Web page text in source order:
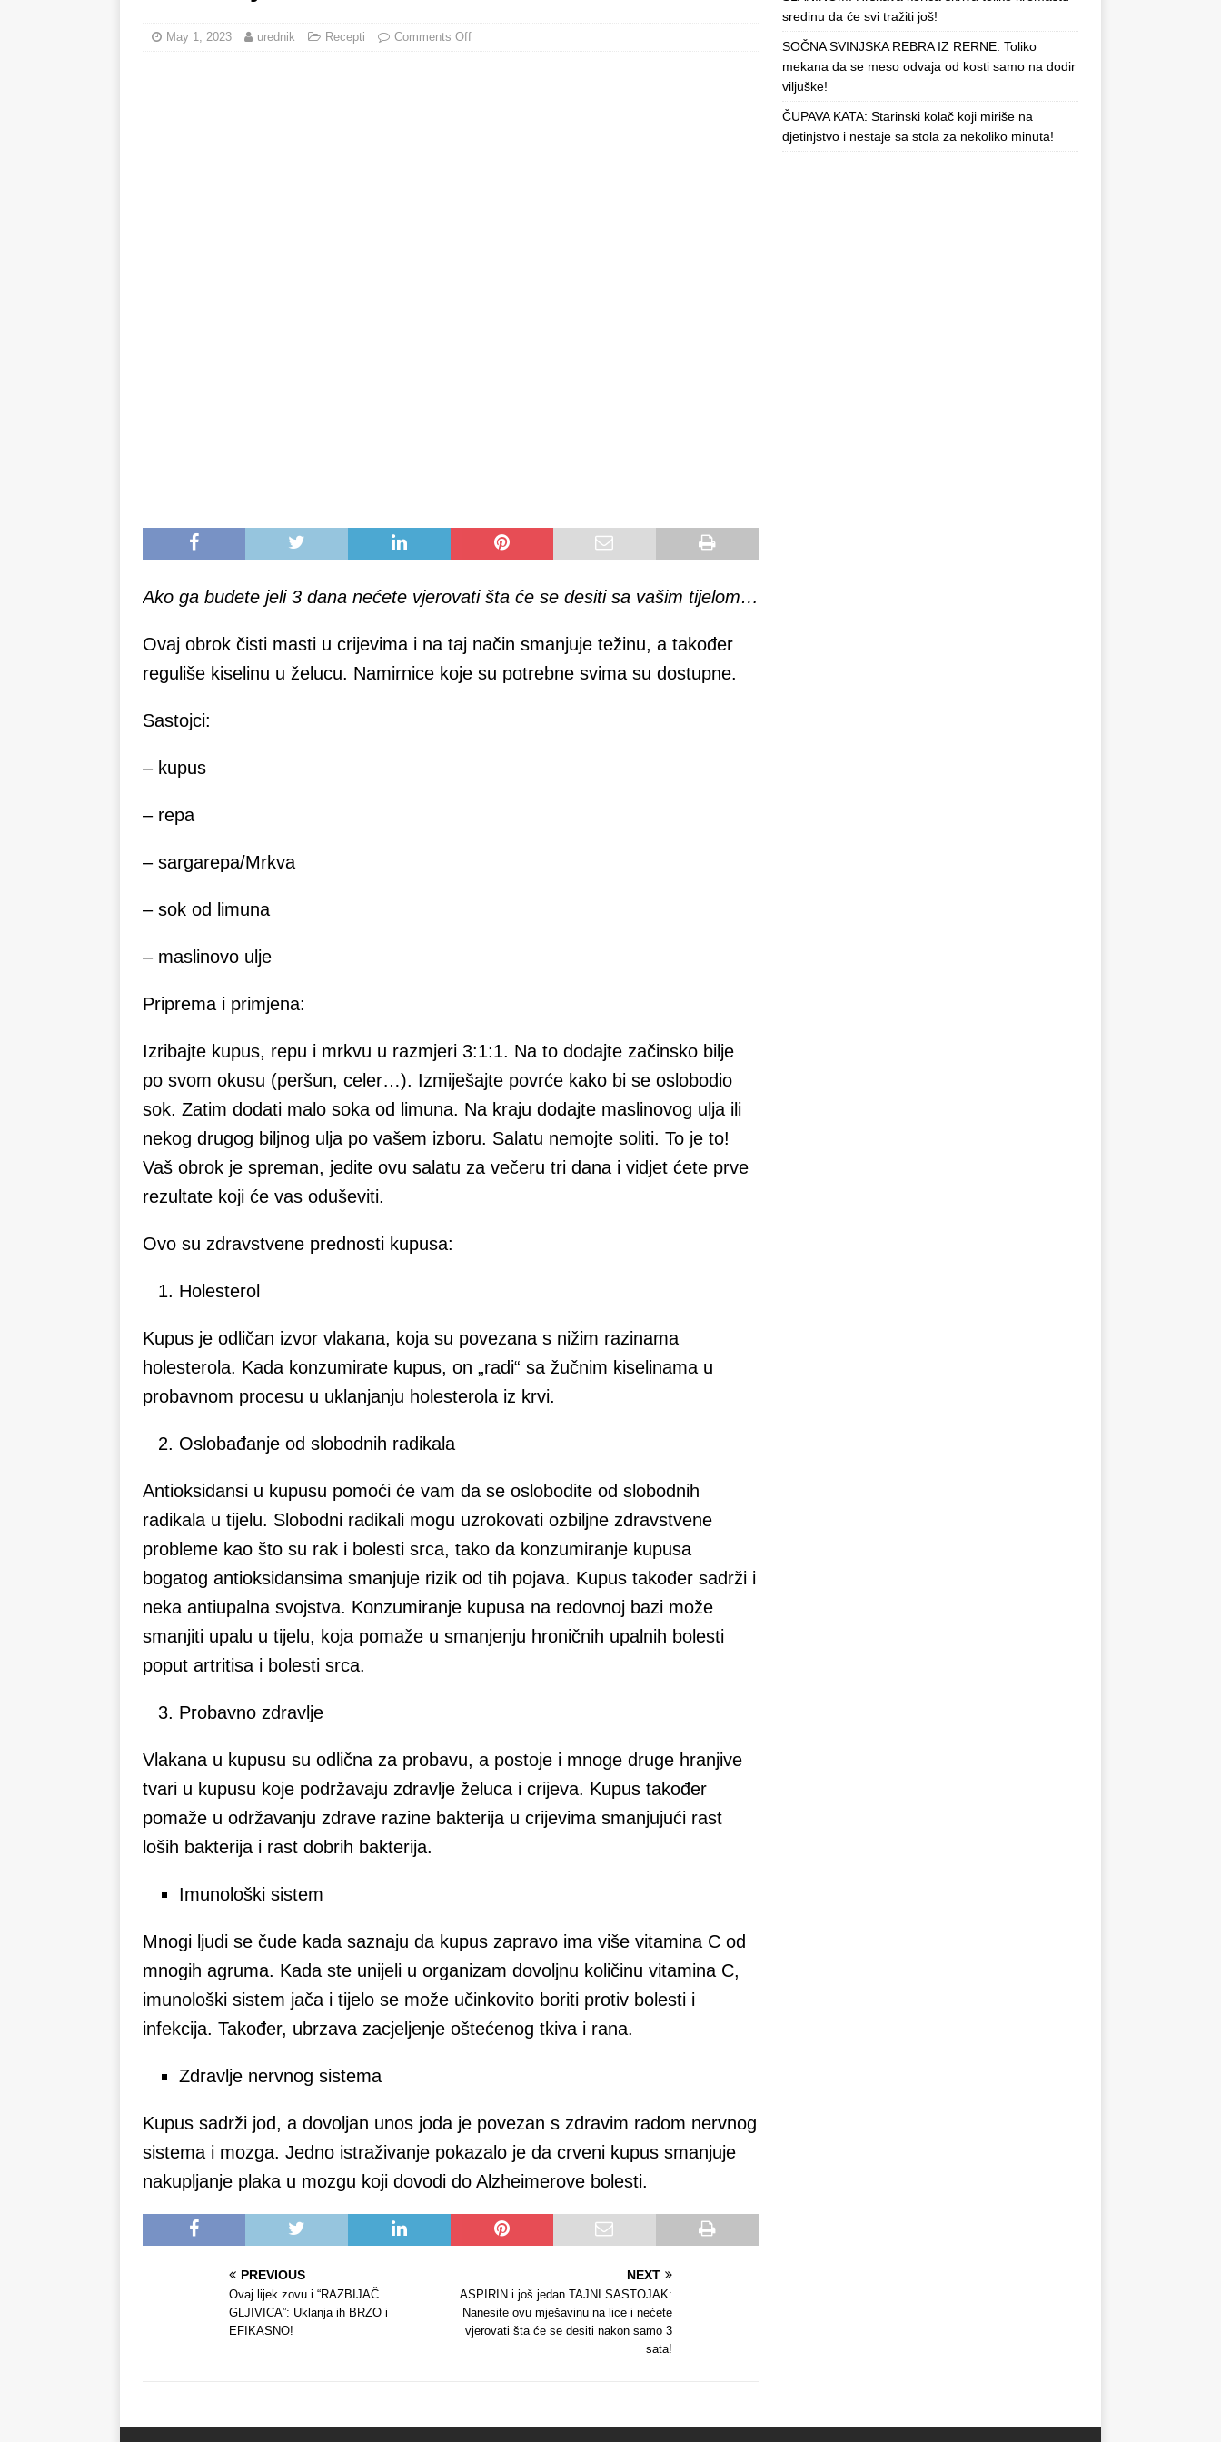
May 1, 2023 urednik Recepti Comments Off
Ako ga budete jeli 3 dana nećete vjerovati šta će se desiti sa vašim tijelom…
Ovaj obrok čisti masti u crijevima i na taj način smanjuje težinu, a također
reguliše kiselinu u želucu. Namirnice koje su potrebne svima su dostupne.
Sastojci:
– kupus
– repa
– sargarepa/Mrkva
– sok od limuna
– maslinovo ulje
Priprema i primjena:
Izribajte kupus, repu i mrkvu u razmjeri 3:1:1. Na to dodajte začinsko bilje
po svom okusu (peršun, celer…). Izmiješajte povrće kako bi se oslobodio
sok. Zatim dodati malo soka od limuna. Na kraju dodajte maslinovog ulja ili
nekog drugog biljnog ulja po vašem izboru. Salatu nemojte soliti. To je to!
Vaš obrok je spreman, jedite ovu salatu za večeru tri dana i vidjet ćete prve
rezultate koji će vas oduševiti.
Ovo su zdravstvene prednosti kupusa:
Holesterol
Kupus je odličan izvor vlakana, koja su povezana s nižim razinama
holesterola. Kada konzumirate kupus, on „radi“ sa žučnim kiselinama u
probavnom procesu u uklanjanju holesterola iz krvi.
Oslobađanje od slobodnih radikala
Antioksidansi u kupusu pomoći će vam da se oslobodite od slobodnih
radikala u tijelu. Slobodni radikali mogu uzrokovati ozbiljne zdravstvene
probleme kao što su rak i bolesti srca, tako da konzumiranje kupusa
bogatog antioksidansima smanjuje rizik od tih pojava. Kupus također sadrži i
neka antiupalna svojstva. Konzumiranje kupusa na redovnoj bazi može
smanjiti upalu u tijelu, koja pomaže u smanjenju hroničnih upalnih bolesti
poput artritisa i bolesti srca.
Probavno zdravlje
Vlakana u kupusu su odlična za probavu, a postoje i mnoge druge hranjive
tvari u kupusu koje podržavaju zdravlje želuca i crijeva. Kupus također
pomaže u održavanju zdrave razine bakterija u crijevima smanjujući rast
loših bakterija i rast dobrih bakterija.
Imunološki sistem
Mnogi ljudi se čude kada saznaju da kupus zapravo ima više vitamina C od
mnogih agruma. Kada ste unijeli u organizam dovoljnu količinu vitamina C,
imunološki sistem jača i tijelo se može učinkovito boriti protiv bolesti i
infekcija. Također, ubrzava zacjeljenje oštećenog tkiva i rana.
Zdravlje nervnog sistema
Kupus sadrži jod, a dovoljan unos joda je povezan s zdravim radom nervnog
sistema i mozga. Jedno istraživanje pokazalo je da crveni kupus smanjuje
nakupljanje plaka u mozgu koji dovodi do Alzheimerove bolesti.
PREVIOUS
Ovaj lijek zovu i “RAZBIJAČ
GLJIVICA”: Uklanja ih BRZO i
EFIKASNO!
NEXT
ASPIRIN i još jedan TAJNI SASTOJAK:
Nanesite ovu mješavinu na lice i nećete
vjerovati šta će se desiti nakon samo 3
sata!
sredinu da će svi tražiti još!
SOČNA SVINJSKA REBRA IZ RERNE: Toliko
mekana da se meso odvaja od kosti samo na dodir
viljuške!
ČUPAVA KATA: Starinski kolač koji miriše na
djetinjstvo i nestaje sa stola za nekoliko minuta!